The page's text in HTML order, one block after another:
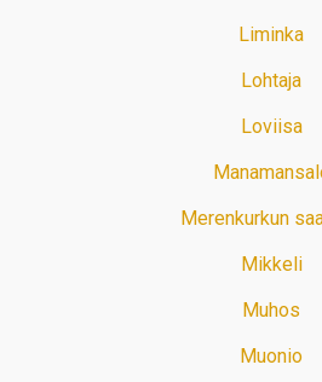
Liminka
Lohtaja
Loviisa
Merenkurkun
Mikkeli
Muhos
Muonio